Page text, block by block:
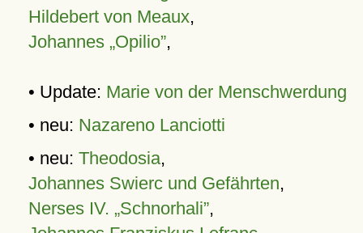
Hildebert von Meaux,
Johannes „Opilio”,
• Update: Marie von der Menschwerdung
• neu: Nazareno Lanciotti
• neu: Theodosia,
Johannes Swierc und Gefährten,
Nerses IV. „Schnorhali”,